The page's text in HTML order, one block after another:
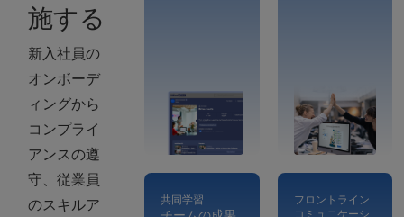
施する
新入社員の
オンボーデ
ィングから
コンプライ
アンスの遵
守、従業員
のスキルア
共同学習
フロントライン
コミュニケーシ